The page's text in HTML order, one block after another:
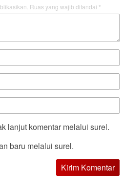
Ruas yang wajib ditandai *
lanjut komentar melalui surel.
baru melalui surel.